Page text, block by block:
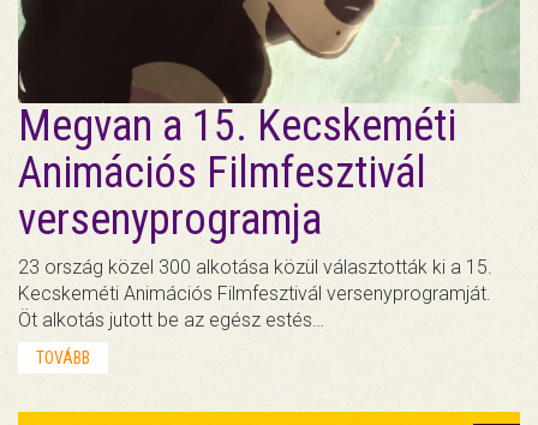
Megvan a 15. Kecskeméti
Animációs Filmfesztivál
versenyprogramja
23 ország közel 300 alkotása közül választották ki a 15.
Kecskeméti Animációs Filmfesztivál versenyprogramját.
Öt alkotás jutott be az egész estés…
TOVÁBB